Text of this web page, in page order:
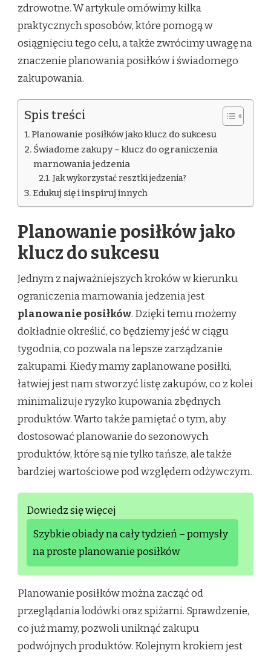
zdrowotne. W artykule omówimy kilka
praktycznych sposobów, które pomogą w
osiągnięciu tego celu, a także zwrócimy uwagę na
znaczenie planowania posiłków i świadomego
zakupowania.
Spis treści
Planowanie posiłków jako klucz do sukcesu
Świadome zakupy – klucz do ograniczenia
marnowania jedzenia
Jak wykorzystać resztki jedzenia?
Edukuj się i inspiruj innych
Planowanie posiłków jako
klucz do sukcesu
Jednym z najważniejszych kroków w kierunku
ograniczenia marnowania jedzenia jest
planowanie posiłków. Dzięki temu możemy
dokładnie określić, co będziemy jeść w ciągu
tygodnia, co pozwala na lepsze zarządzanie
zakupami. Kiedy mamy zaplanowane posiłki,
łatwiej jest nam stworzyć listę zakupów, co z kolei
minimalizuje ryzyko kupowania zbędnych
produktów. Warto także pamiętać o tym, aby
dostosować planowanie do sezonowych
produktów, które są nie tylko tańsze, ale także
bardziej wartościowe pod względem odżywczym.
Dowiedz się więcej
Szybkie obiady na cały tydzień – pomysły
na proste planowanie posiłków
Planowanie posiłków można zacząć od
przeglądania lodówki oraz spiżarni. Sprawdzenie,
co już mamy, pozwoli uniknąć zakupu
podwójnych produktów. Kolejnym krokiem jest